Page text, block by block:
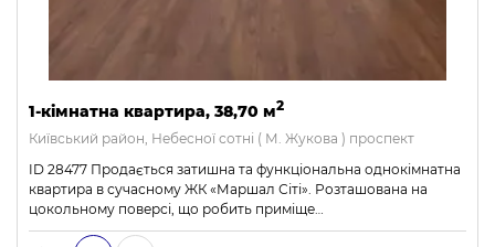
1-кімнатна квартира, 38,70 м2
Київський район, Небесної сотні ( М. Жукова ) проспект
ID 28477 Продається затишна та функціональна однокімнатна
квартира в сучасному ЖК «Маршал Сіті». Розташована на
цокольному поверсі, що робить приміще…